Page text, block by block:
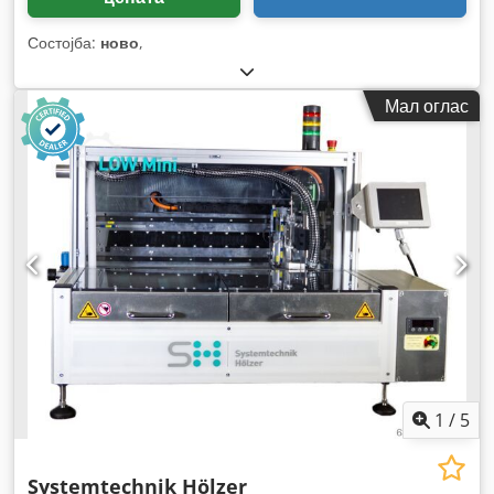
Состојба: ново,
Мал оглас
1 / 5
Systemtechnik Hölzer